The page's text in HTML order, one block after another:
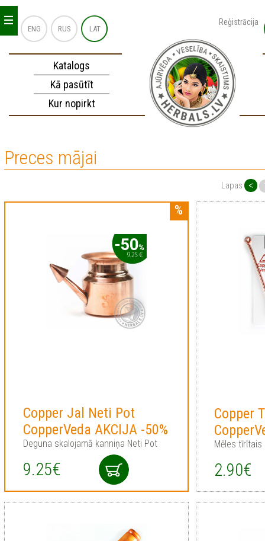
ENG RUS LAT
Reģistrācija
Katalogs
Kā pasūtīt
Kur nopirkt
_
_
_
Preces mājai
Lapas <
Copper Jal Neti Pot
CopperVeda AKCIJA -50%
Deguna skalojamā kanniņa Neti Pot
9.25€
Copper
Mēles tīrītais
2.90€